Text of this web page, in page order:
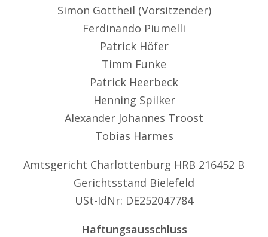
Simon Gottheil (Vorsitzender)
Ferdinando Piumelli
Patrick Höfer
Timm Funke
Patrick Heerbeck
Henning Spilker
Alexander Johannes Troost
Tobias Harmes
Amtsgericht Charlottenburg HRB 216452 B
Gerichtsstand Bielefeld
USt-IdNr: DE252047784
Haftungsausschluss